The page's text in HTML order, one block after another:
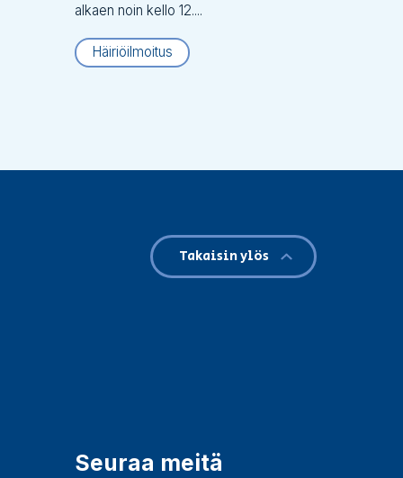
alkaen noin kello 12....
Häiriöilmoitus
Seuraa meitä
Takaisin ylös